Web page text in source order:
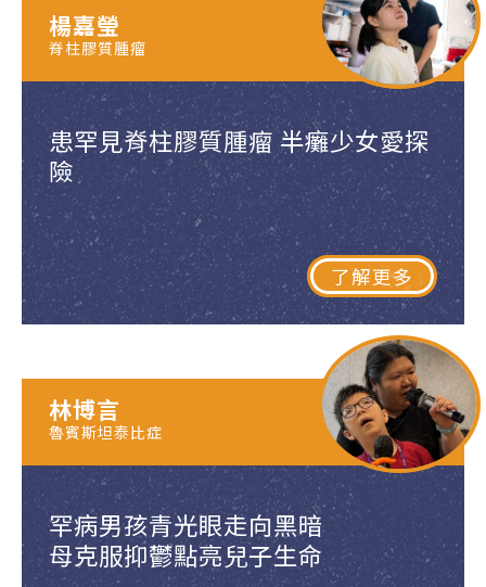
患罕見脊柱膠質腫瘤 半癱少女愛探
險
了解更多
楊嘉瑩
脊柱膠質腫瘤
罕病男孩青光眼走向黑暗
母克服抑鬱點亮兒子生命
林博言
魯賓斯坦泰比症